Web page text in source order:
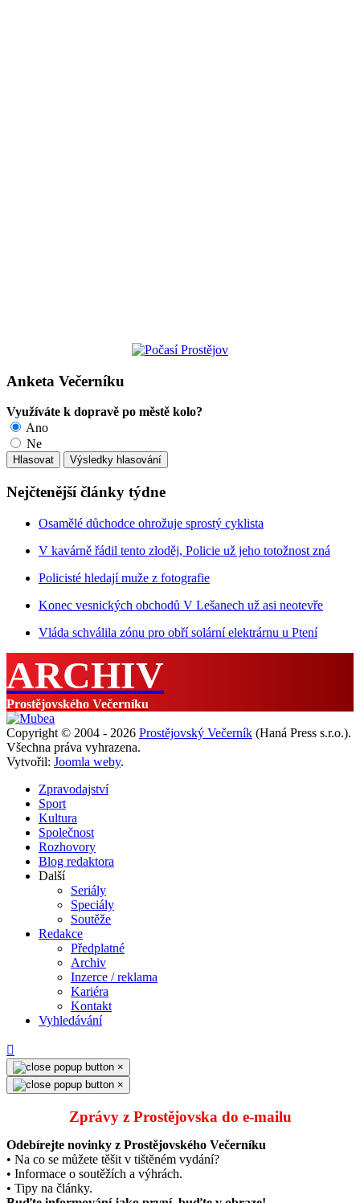
Anketa Večerníku
Využíváte k dopravě po městě kolo?
Ano
Ne
Nejčtenější články týdne
Osamělé důchodce ohrožuje sprostý cyklista
V kavárně řádil tento zloděj, Policie už jeho totožnost zná
Policisté hledají muže z fotografie
Konec vesnických obchodů V Lešanech už asi neotevře
Vláda schválila zónu pro obří solární elektrárnu u Ptení
ARCHIV
Prostějovského Večerníku
Copyright © 2004 - 2026 Prostějovský Večerník (Haná Press s.r.o.).
Všechna práva vyhrazena.
Vytvořil: Joomla weby.
Zpravodajství
Sport
Kultura
Společnost
Rozhovory
Blog redaktora
Další
Seriály
Speciály
Soutěže
Redakce
Předplatné
Archiv
Inzerce / reklama
Kariéra
Kontakt
Vyhledávání
×
×
Zprávy z Prostějovska do e‑mailu
Odebírejte novinky z Prostějovského Večerníku
• Na co se můžete těšit v tištěném vydání?
• Informace o soutěžích a výhrách.
• Tipy na články.